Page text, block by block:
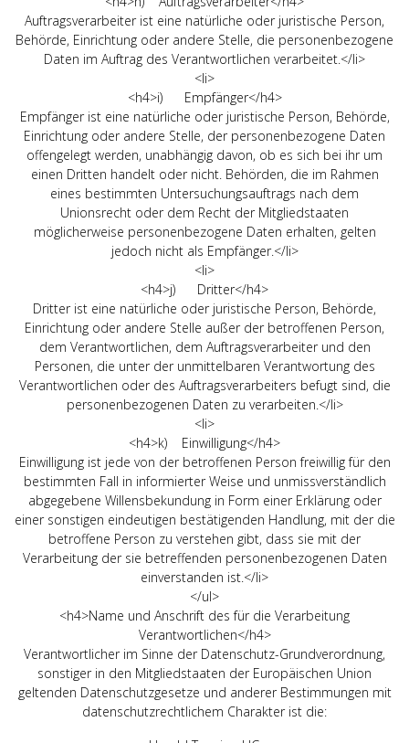
Auftragsverarbeiter ist eine natürliche oder juristische Person,
Behörde, Einrichtung oder andere Stelle, die personenbezogene
Daten im Auftrag des Verantwortlichen verarbeitet.</li>
<li>
<h4>i) Empfänger</h4>
Empfänger ist eine natürliche oder juristische Person, Behörde,
Einrichtung oder andere Stelle, der personenbezogene Daten
offengelegt werden, unabhängig davon, ob es sich bei ihr um
einen Dritten handelt oder nicht. Behörden, die im Rahmen
eines bestimmten Untersuchungsauftrags nach dem
Unionsrecht oder dem Recht der Mitgliedstaaten
möglicherweise personenbezogene Daten erhalten, gelten
jedoch nicht als Empfänger.</li>
<li>
<h4>j) Dritter</h4>
Dritter ist eine natürliche oder juristische Person, Behörde,
Einrichtung oder andere Stelle außer der betroffenen Person,
dem Verantwortlichen, dem Auftragsverarbeiter und den
Personen, die unter der unmittelbaren Verantwortung des
Verantwortlichen oder des Auftragsverarbeiters befugt sind, die
personenbezogenen Daten zu verarbeiten.</li>
<li>
<h4>k) Einwilligung</h4>
Einwilligung ist jede von der betroffenen Person freiwillig für den
bestimmten Fall in informierter Weise und unmissverständlich
abgegebene Willensbekundung in Form einer Erklärung oder
einer sonstigen eindeutigen bestätigenden Handlung, mit der die
betroffene Person zu verstehen gibt, dass sie mit der
Verarbeitung der sie betreffenden personenbezogenen Daten
einverstanden ist.</li>
</ul>
<h4>Name und Anschrift des für die Verarbeitung
Verantwortlichen</h4>
Verantwortlicher im Sinne der Datenschutz-Grundverordnung,
sonstiger in den Mitgliedstaaten der Europäischen Union
geltenden Datenschutzgesetze und anderer Bestimmungen mit
datenschutzrechtlichem Charakter ist die: